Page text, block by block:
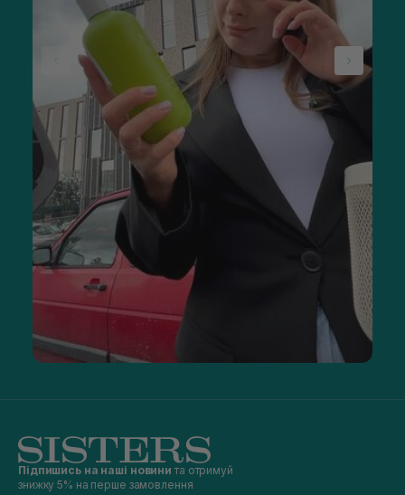
Підпишись на наші новини та отримуй
знижку 5% на перше замовлення